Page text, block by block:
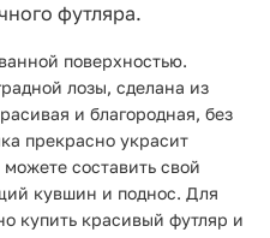
футляра.
поверхностью.
лозы, сделана из
и благородная, без
прекрасно украсит
составить свой
кувшин и поднос. Для
купить красивый футляр и